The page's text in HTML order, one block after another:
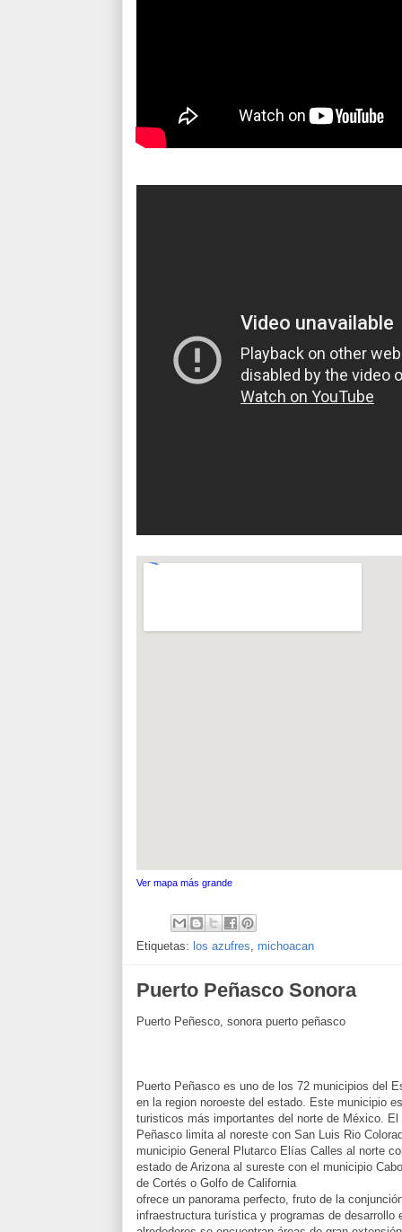
Ver mapa más grande
Etiquetas: los azufres, michoacan
Puerto Peñasco Sonora
Puerto Peñesco, sonora puerto peñasco
Puerto Peñasco es uno de los 72 municipios del
en la region noroeste del estado. Este municipio
turisticos más importantes del norte de México. El
Peñasco limita al noreste con San Luis Rio
municipio General Plutarco Elías Calles al norte
estado de Arizona al sureste con el municipio
de Cortés o Golfo de California
ofrece un panorama perfecto, fruto de la
infraestructura turística y programas de desarrollo